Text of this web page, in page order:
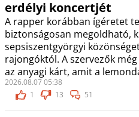
erdélyi koncertjét
A rapper korábban ígéretet
biztonságosan megoldható,
sepsiszentgyörgyi
rajongóktól. A szervezők
az anyagi kárt, amit a
2026.08.07 05:38
1
13 51